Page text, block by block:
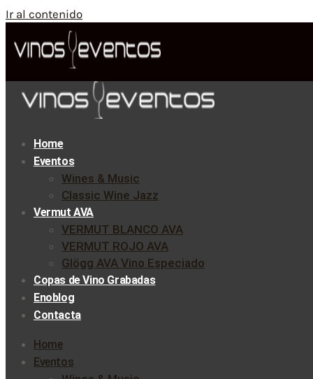
Ir al contenido
Home
Eventos
Wines & Music
Classic Wine Jazz
Vermut AVA
VERMUT BLANCO AVA
VERMUT ROJO AVA
Glögg AVA Vino Especiado
Copas de Vino Grabadas
Enoblog
Contacta
Home
Eventos